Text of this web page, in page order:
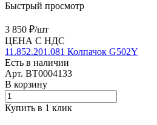
Быстрый просмотр
3 850 ₽/шт
ЦЕНА С НДС
11.852.201.081 Колпачок G502Y
Есть в наличии
Арт. BT0004133
В корзину
Купить в 1 клик